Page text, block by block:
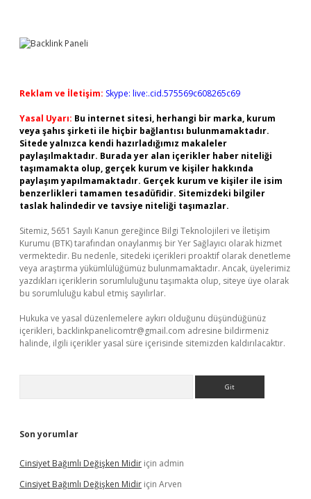
Reklam ve İletişim: Skype: live:.cid.575569c608265c69
Yasal Uyarı: Bu internet sitesi, herhangi bir marka, kurum
veya şahıs şirketi ile hiçbir bağlantısı bulunmamaktadır.
Sitede yalnızca kendi hazırladığımız makaleler
paylaşılmaktadır. Burada yer alan içerikler haber niteliği
taşımamakta olup, gerçek kurum ve kişiler hakkında
paylaşım yapılmamaktadır. Gerçek kurum ve kişiler ile isim
benzerlikleri tamamen tesadüfidir. Sitemizdeki bilgiler
taslak halindedir ve tavsiye niteliği taşımazlar.
Sitemiz, 5651 Sayılı Kanun gereğince Bilgi Teknolojileri ve İletişim
Kurumu (BTK) tarafından onaylanmış bir Yer Sağlayıcı olarak hizmet
vermektedir. Bu nedenle, sitedeki içerikleri proaktif olarak denetleme
veya araştırma yükümlülüğümüz bulunmamaktadır. Ancak, üyelerimiz
yazdıkları içeriklerin sorumluluğunu taşımakta olup, siteye üye olarak
bu sorumluluğu kabul etmiş sayılırlar.
Hukuka ve yasal düzenlemelere aykırı olduğunu düşündüğünüz
içerikleri, backlinkpanelicomtr@gmail.com adresine bildirmeniz
halinde, ilgili içerikler yasal süre içerisinde sitemizden kaldırılacaktır.
Son yorumlar
Cinsiyet Bağımlı Değişken Midir için admin
Cinsiyet Bağımlı Değişken Midir için Arven